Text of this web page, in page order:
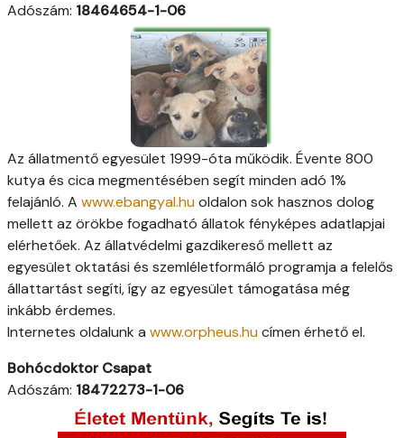
Adószám: 18464654-1-06
Az állatmentő egyesület 1999-óta működik. Évente 800
kutya és cica megmentésében segít minden adó 1%
felajánló. A www.ebangyal.huoldalon sok hasznos dolog
mellett az örökbe fogadható állatok fényképes adatlapjai
elérhetőek. Az állatvédelmi gazdikereső mellett az
egyesület oktatási és szemléletformáló programja a felelős
állattartást segíti, így az egyesület támogatása még
inkább érdemes.
Internetes oldalunk a www.orpheus.hucímen érhető el.
Bohócdoktor Csapat
Adószám: 18472273-1-06